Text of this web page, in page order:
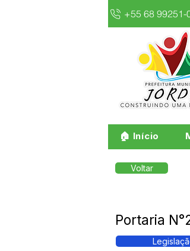
+55 68 99251-
🏠 Início
Voltar
Portaria